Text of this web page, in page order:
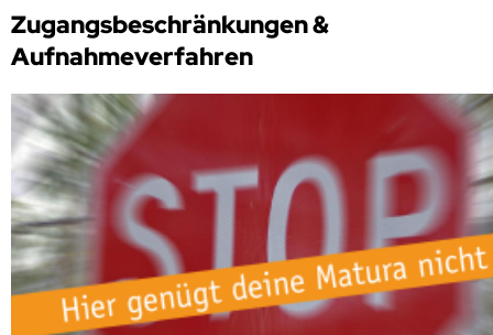
Zugangsbeschränkungen &
Aufnahmeverfahren